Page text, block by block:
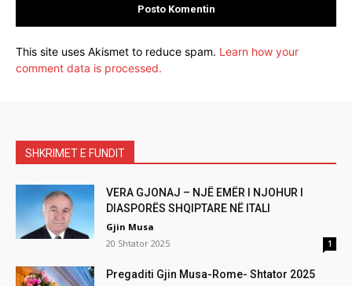
This site uses Akismet to reduce spam. Learn how your
comment data is processed.
SHKRIMET E FUNDIT
VERA GJONAJ – NJË EMËR I NJOHUR I
DIASPORËS SHQIPTARE NË ITALI
Gjin Musa
20 Shtator 2025
1
Pregaditi Gjin Musa-Rome- Shtator 2025